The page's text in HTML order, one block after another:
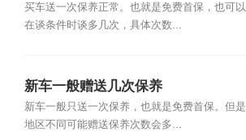
买车送一次保养正常。也就是免费首保，也可以
在谈条件时谈多几次，具体次数...
新车一般赠送几次保养
新车一般只送一次保养，也就是免费首保。但是
地区不同可能赠送保养次数会多...